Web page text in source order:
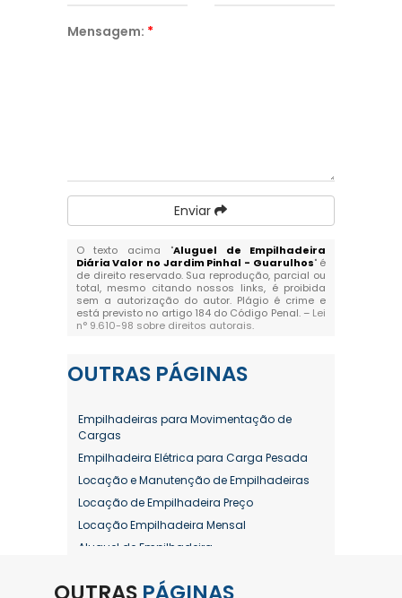
Mensagem: *
Enviar
O texto acima "Aluguel de Empilhadeira
Diária Valor no Jardim Pinhal - Guarulhos" é
de direito reservado. Sua reprodução, parcial ou
total, mesmo citando nossos links, é proibida
sem a autorização do autor. Plágio é crime e
está previsto no artigo 184 do Código Penal. – Lei
n° 9.610-98 sobre direitos autorais.
OUTRAS PÁGINAS
Empilhadeiras para Movimentação de
Cargas
Empilhadeira Elétrica para Carga Pesada
Locação e Manutenção de Empilhadeiras
Locação de Empilhadeira Preço
Locação Empilhadeira Mensal
Aluguel de Empilhadeira
Aluguel de Empilhadeira Diária Valor